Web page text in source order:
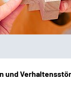
und